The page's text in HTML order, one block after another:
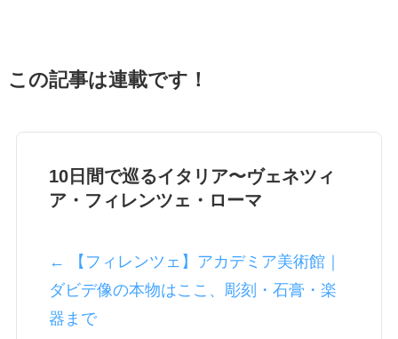
この記事は連載です！
10日間で巡るイタリア〜ヴェネツィ
ア・フィレンツェ・ローマ
← 【フィレンツェ】アカデミア美術館｜
ダビデ像の本物はここ、彫刻・石膏・楽
器まで